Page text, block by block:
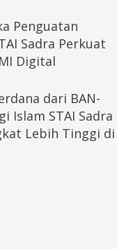
Penguatan
Sadra Perkuat
Digital
dari BAN-
Islam STAI Sadra
Lebih Tinggi di